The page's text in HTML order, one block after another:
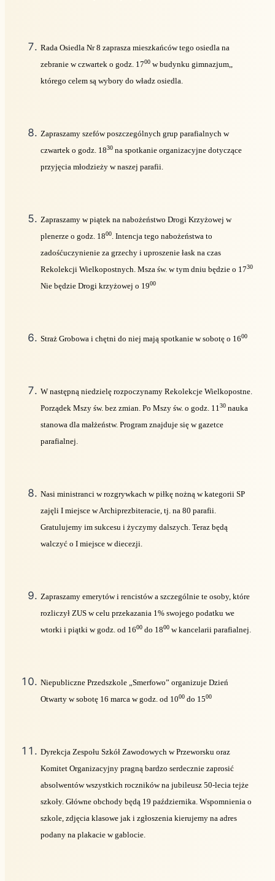
Rada Osiedla Nr 8 zaprasza mieszkańców tego osiedla na
zebranie w czwartek o godz. 1700 w budynku gimnazjum,,
którego celem są wybory do władz osiedla.
Zapraszamy szefów poszczególnych grup parafialnych w
czwartek o godz. 1830 na spotkanie organizacyjne dotyczące
przyjęcia młodzieży w naszej parafii.
Zapraszamy w piątek na nabożeństwo Drogi Krzyżowej w
plenerze o godz. 1800 . Intencja tego nabożeństwa to
zadośćuczynienie za grzechy i uproszenie łask na czas
Rekolekcji Wielkopostnych. Msza św. w tym dniu będzie o 1730
Nie będzie Drogi krzyżowej o 1900
Straż Grobowa i chętni do niej mają spotkanie w sobotę o 1600
W następną niedzielę rozpoczynamy Rekolekcje Wielkopostne.
Porządek Mszy św. bez zmian. Po Mszy św. o godz. 11 30 nauka
stanowa dla małżeństw. Program znajduje się w gazetce
parafialnej.
Nasi ministranci w rozgrywkach w piłkę nożną w kategorii SP
zajęli I miejsce w Archiprezbiteracie, tj. na 80 parafii.
Gratulujemy im sukcesu i życzymy dalszych. Teraz będą
walczyć o I miejsce w diecezji.
Zapraszamy emerytów i rencistów a szczególnie te osoby, które
rozliczył ZUS w celu przekazania 1% swojego podatku we
wtorki i piątki w godz. od 1600 do 1800 w kancelarii parafialnej.
Niepubliczne Przedszkole „Smerfowo” organizuje Dzień
Otwarty w sobotę 16 marca w godz. od 1000 do 1500
Dyrekcja Zespołu Szkół Zawodowych w Przeworsku oraz
Komitet Organizacyjny pragną bardzo serdecznie zaprosić
absolwentów wszystkich roczników na jubileusz 50-lecia tejże
szkoły. Główne obchody będą 19 października. Wspomnienia o
szkole, zdjęcia klasowe jak i zgłoszenia kierujemy na adres
podany na plakacie w gablocie.